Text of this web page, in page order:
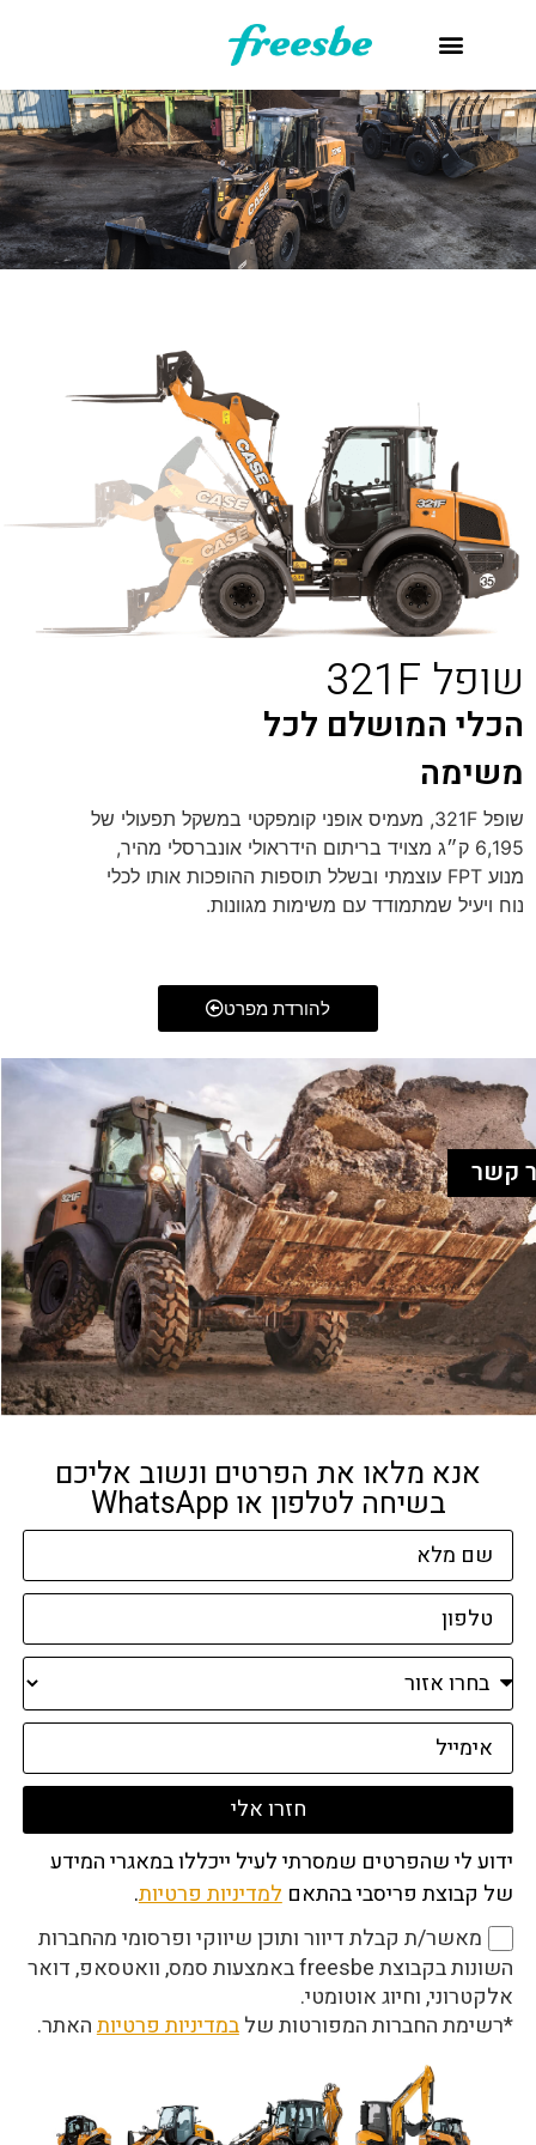
שופל 321F
הכלי המושלם לכל
משימה
שופל 321F, מעמיס אופני קומפקטי במשקל תפעולי של
6,195 ק״ג מצויד בריתום הידראולי אונברסלי מהיר,
מנוע FPT עוצמתי ובשלל תוספות ההופכות אותו לכלי
נוח ויעיל שמתמודד עם משימות מגוונות.
להורדת מפרט
קשר
אנא מלאו את הפרטים ונשוב אליכם
בשיחה לטלפון או WhatsApp
ידוע לי שהפרטים שמסרתי לעיל ייכללו במאגרי המידע
של קבוצת פריסבי בהתאםלמדיניות פרטיות.
מאשר/ת קבלת דיוור ותוכן שיווקי ופרסומי מהחברות
השונות בקבוצת freesbe באמצעות סמס, וואטסאפ, דואר
אלקטרוני, וחיוג אוטומטי.
*רשימת החברות המפורטות שלבמדיניות פרטיותהאתר.
חזרו אלי